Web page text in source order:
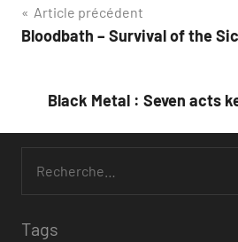
Navigation
de
Article précédent
Bloodbath – Survival of the
Black Metal : Seven acts
Tags